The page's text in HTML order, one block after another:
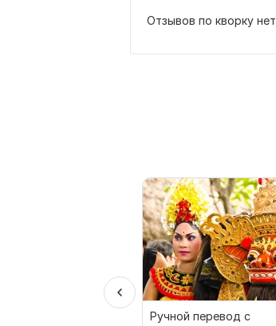
Отзывов по кворку нет
Ручной перевод с